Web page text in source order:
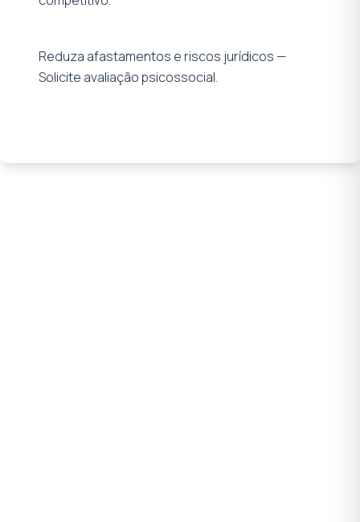
Reduza afastamentos e riscos jurídicos —
Solicite avaliação psicossocial.